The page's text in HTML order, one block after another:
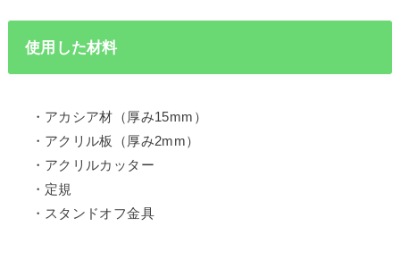
使用した材料
・アカシア材（厚み15mm）
・アクリル板（厚み2mm）
・アクリルカッター
・定規
・スタンドオフ金具